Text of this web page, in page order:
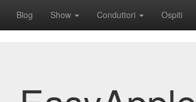
Blog Show Conduttori Ospiti